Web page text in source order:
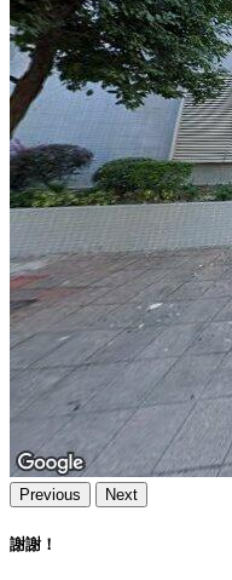
Previous Next
謝謝！